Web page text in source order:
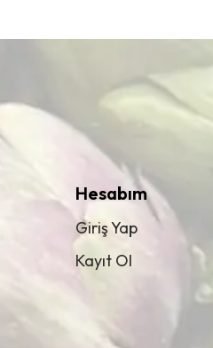
Hesabım
Giriş Yap
Kayıt Ol